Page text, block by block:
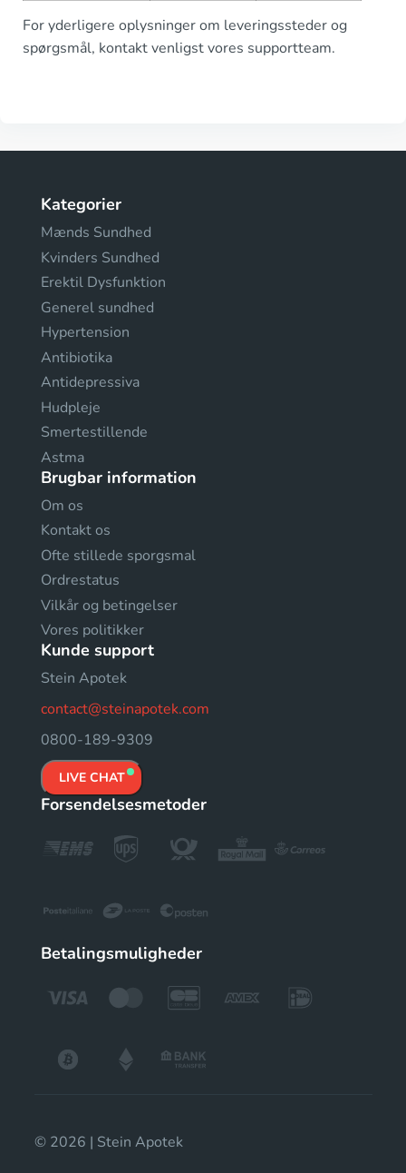
For yderligere oplysninger om leveringssteder og
spørgsmål, kontakt venligst vores supportteam.
Kategorier
Mænds Sundhed
Kvinders Sundhed
Erektil Dysfunktion
Generel sundhed
Hypertension
Antibiotika
Antidepressiva
Hudpleje
Smertestillende
Astma
Brugbar information
Om os
Kontakt os
Ofte stillede sporgsmal
Ordrestatus
Vilkår og betingelser
Vores politikker
Kunde support
Stein Apotek
contact@steinapotek.com
0800-189-9309
LIVE CHAT
Forsendelsesmetoder
Betalingsmuligheder
© 2026 | Stein Apotek